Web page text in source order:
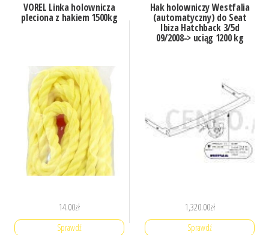
VOREL Linka holownicza
pleciona z hakiem 1500kg
14.00zł
Sprawdź
Hak holowniczy Westfalia
(automatyczny) do Seat
Ibiza Hatchback 3/5d
09/2008-> uciąg 1200 kg
1,320.00zł
Sprawdź